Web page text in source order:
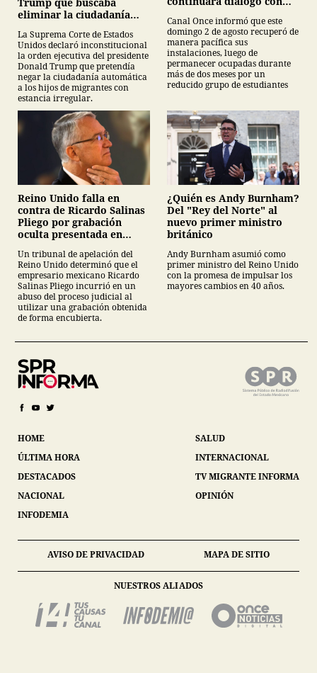
eliminar la ciudadanía
La Suprema Corte de Estados
Unidos declaró inconstitucional
la orden ejecutiva del presidente
Donald Trump que pretendía
negar la ciudadanía automática
a los hijos de migrantes con
estancia irregular.
Canal Once informó que este
domingo 2 de agosto recuperó de
manera pacífica sus
instalaciones, luego de
permanecer ocupadas durante
más de dos meses por un
reducido grupo de estudiantes
Reino Unido falla en
contra de Ricardo Salinas
Pliego por grabación
oculta presentada en
Un tribunal de apelación del
Reino Unido determinó que el
empresario mexicano Ricardo
Salinas Pliego incurrió en un
abuso del proceso judicial al
utilizar una grabación obtenida
de forma encubierta.
¿Quién es Andy Burnham?
Del "Rey del Norte" al
nuevo primer ministro
británico
Andy Burnham asumió como
primer ministro del Reino Unido
con la promesa de impulsar los
mayores cambios en 40 años.
HOME
ÚLTIMA HORA
DESTACADOS
NACIONAL
INFODEMIA
SALUD
INTERNACIONAL
TV MIGRANTE INFORMA
OPINIÓN
AVISO DE PRIVACIDAD MAPA DE SITIO
NUESTROS ALIADOS